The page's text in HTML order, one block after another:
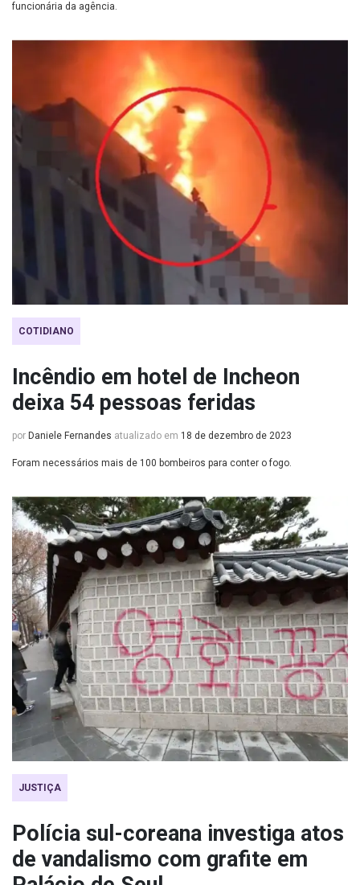
funcionária da agência.
COTIDIANO
Incêndio em hotel de Incheon
deixa 54 pessoas feridas
por Daniele Fernandes atualizado em 18 de dezembro de 2023
Foram necessários mais de 100 bombeiros para conter o fogo.
JUSTIÇA
Polícia sul-coreana investiga atos
de vandalismo com grafite em